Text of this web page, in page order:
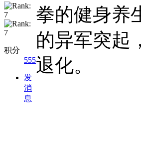
积分
555
发
消
息
拳的健身养
的异军突起
退化。